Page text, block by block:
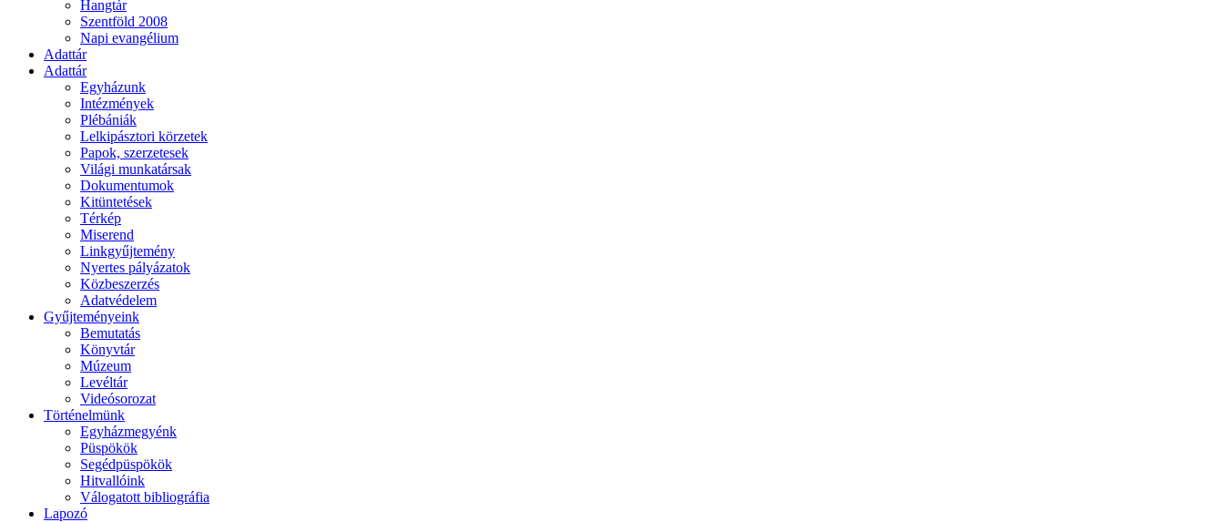
Hangtár
Szentföld 2008
Napi evangélium
Adattár
Adattár
Egyházunk
Intézmények
Plébániák
Lelkipásztori körzetek
Papok, szerzetesek
Világi munkatársak
Dokumentumok
Kitüntetések
Térkép
Miserend
Linkgyűjtemény
Nyertes pályázatok
Közbeszerzés
Adatvédelem
Gyűjteményeink
Bemutatás
Könyvtár
Múzeum
Levéltár
Videósorozat
Történelmünk
Egyházmegyénk
Püspökök
Segédpüspökök
Hitvallóink
Válogatott bibliográfia
Lapozó